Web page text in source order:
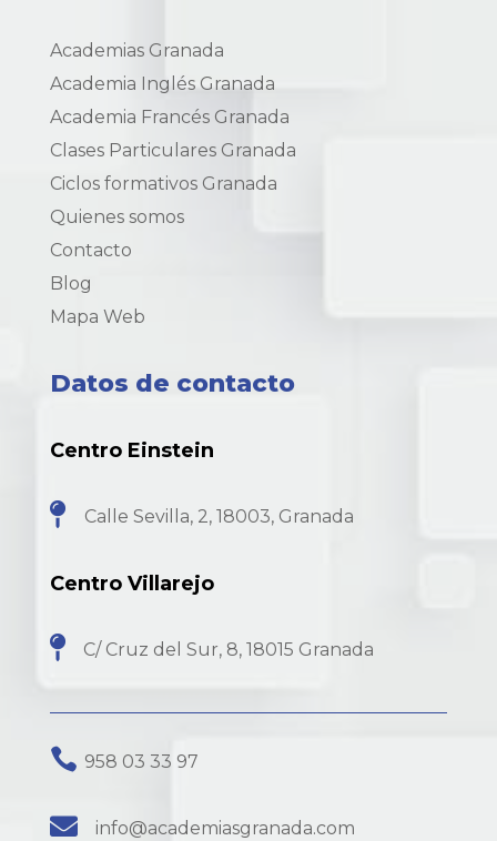
Academias Granada
Academia Inglés Granada
Academia Francés Granada
Clases Particulares Granada
Ciclos formativos Granada
Quienes somos
Contacto
Blog
Mapa Web
Datos de contacto
Centro Einstein
 Calle Sevilla, 2, 18003, Granada
Centro Villarejo
 C/ Cruz del Sur, 8, 18015 Granada
 958 03 33 97
 info@academiasgranada.com